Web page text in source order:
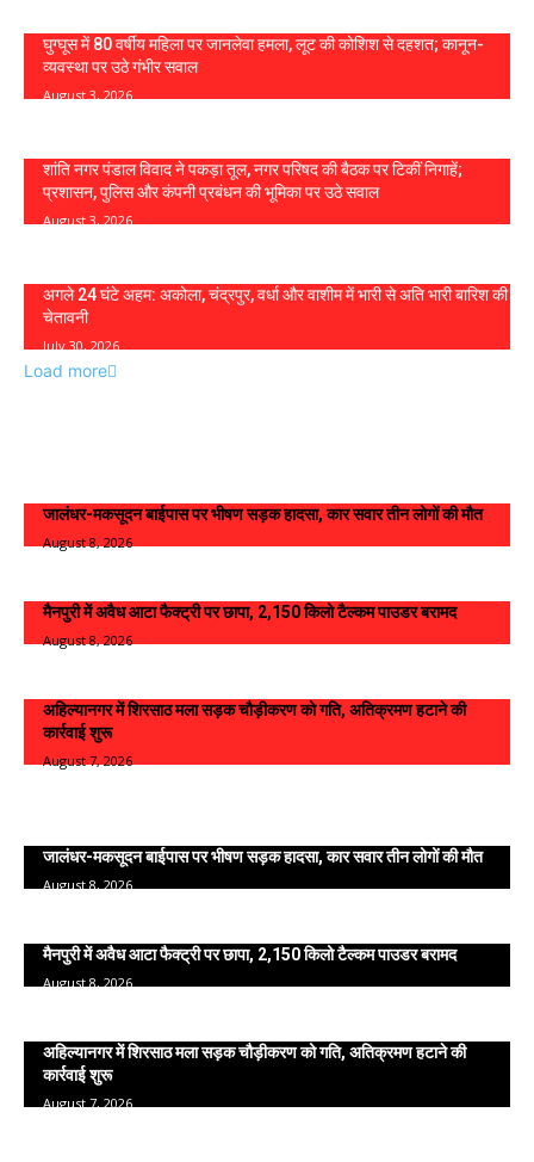
घुग्घूस में 80 वर्षीय महिला पर जानलेवा हमला, लूट की कोशिश से दहशत; कानून-
व्यवस्था पर उठे गंभीर सवाल
August 3, 2026
शांति नगर पंडाल विवाद ने पकड़ा तूल, नगर परिषद की बैठक पर टिकीं निगाहें;
प्रशासन, पुलिस और कंपनी प्रबंधन की भूमिका पर उठे सवाल
August 3, 2026
अगले 24 घंटे अहम: अकोला, चंद्रपुर, वर्धा और वाशीम में भारी से अति भारी बारिश की
चेतावनी
July 30, 2026
Load more
जालंधर-मकसूदन बाईपास पर भीषण सड़क हादसा, कार सवार तीन लोगों की मौत
August 8, 2026
मैनपुरी में अवैध आटा फैक्ट्री पर छापा, 2,150 किलो टैल्कम पाउडर बरामद
August 8, 2026
अहिल्यानगर में शिरसाठ मला सड़क चौड़ीकरण को गति, अतिक्रमण हटाने की
कार्रवाई शुरू
August 7, 2026
जालंधर-मकसूदन बाईपास पर भीषण सड़क हादसा, कार सवार तीन लोगों की मौत
August 8, 2026
मैनपुरी में अवैध आटा फैक्ट्री पर छापा, 2,150 किलो टैल्कम पाउडर बरामद
August 8, 2026
अहिल्यानगर में शिरसाठ मला सड़क चौड़ीकरण को गति, अतिक्रमण हटाने की
कार्रवाई शुरू
August 7, 2026